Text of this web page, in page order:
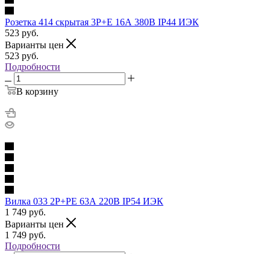
Розетка 414 скрытая 3Р+Е 16А 380В IP44 ИЭК
523 руб.
Варианты цен
523 руб.
Подробности
В корзину
Вилка 033 2Р+РЕ 63А 220В IP54 ИЭК
1 749 руб.
Варианты цен
1 749 руб.
Подробности